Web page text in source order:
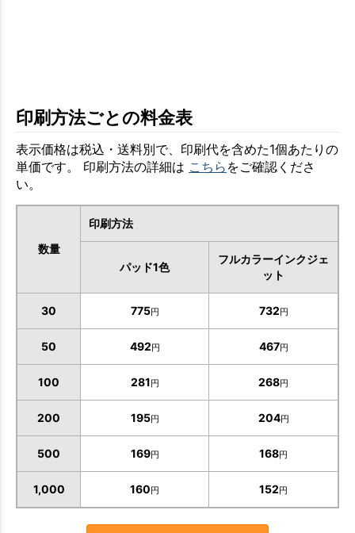
お買い物を続ける カートへ進む
印刷方法ごとの料金表
表示価格は税込・送料別で、印刷代を含めた1個あたりの
単価です。 印刷方法の詳細は こちら をご確認くださ
い。
数量
印刷方法
パッド1色
フルカラーインクジェ
ット
30 775円 732円
50 492円 467円
100 281円 268円
200 195円 204円
500 169円 168円
1,000 160円 152円